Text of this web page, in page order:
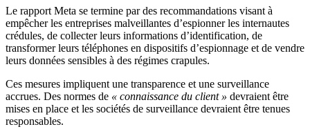
Le rapport Meta se termine par des recommandations visant à
empêcher les entreprises malveillantes d’espionner les internautes
crédules, de collecter leurs informations d’identification, de
transformer leurs téléphones en dispositifs d’espionnage et de vendre
leurs données sensibles à des régimes crapules.
Ces mesures impliquent une transparence et une surveillance
accrues. Des normes de « connaissance du client » devraient être
mises en place et les sociétés de surveillance devraient être tenues
responsables.